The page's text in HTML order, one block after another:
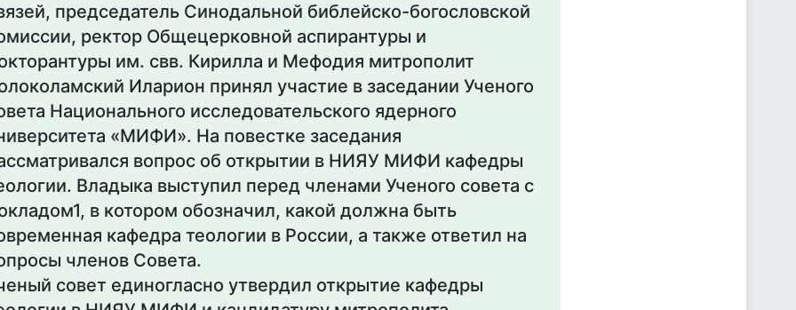
председатель Синодальной библейско-богословской
ректор Общецерковной аспирантуры и
им. свв. Кирилла и Мефодия митрополит
Иларион принял участие в заседании Ученого
Национального исследовательского ядерного
«МИФИ». На повестке заседания
вопрос об открытии в НИЯУ МИФИ кафедры
Владыка выступил перед членами Ученого совета с
в котором обозначил, какой должна быть
кафедра теологии в России, а также ответил на
членов Совета.
совет единогласно утвердил открытие кафедры